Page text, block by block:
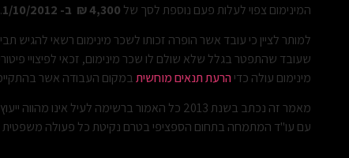
המינימום צפוי לעלות פעם נוספת לסך של 4,300 ₪ ב- 1/10/2012
.
למותר לציין כי עובד אשר הופרה זכותו לשכר מינימום רשאי להגיש
שעובד שהתפטר בגלל שלא שולם לו שכר מינימום, זכאי לפיצויי
מינימום עולה כדיהרעת תנאים מוחשיתבמקום העבודה אשר
מאמר זה נכתב בשנת 2013 כל האמור ברשימה לעיל
עם עו"ד המתמחה בתחום הספציפי בטרם נקיטת כל פעולה משפטית